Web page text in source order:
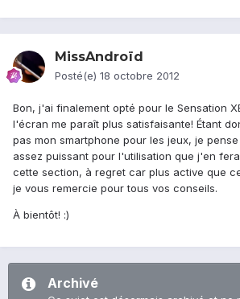
MissAndroïd
Posté(e) 18 octobre 2012
Bon, j'ai finalement opté pour le Sensation
l'écran me paraît plus satisfaisante! Étant
pas mon smartphone pour les jeux, je
assez puissant pour l'utilisation que j'en
cette section, à regret car plus active que
je vous remercie pour tous vos conseils.
À bientôt! :)
Archivé